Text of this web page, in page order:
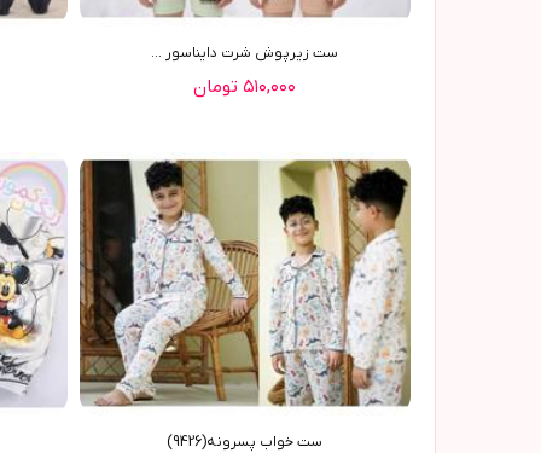
ست زیرپوش شرت دایناسور ...
۵۱۰,۰۰۰ تومان
ست خواب پسرونه(9426)